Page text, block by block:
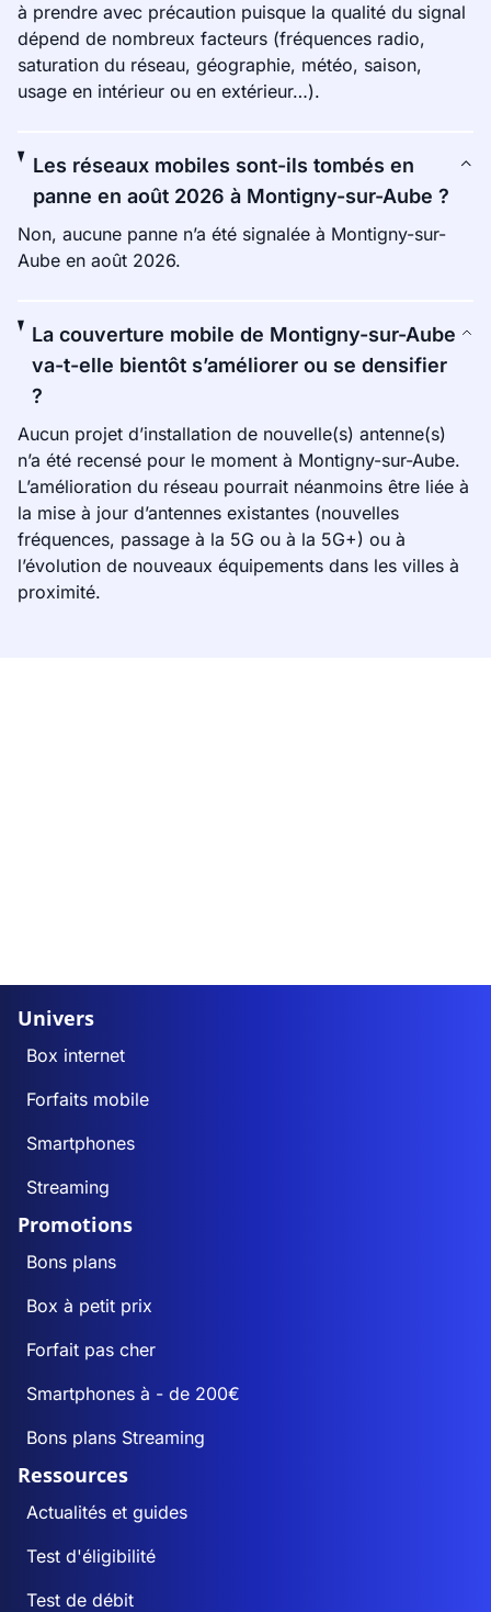
à prendre avec précaution puisque la qualité du signal
dépend de nombreux facteurs (fréquences radio,
saturation du réseau, géographie, météo, saison,
usage en intérieur ou en extérieur…).
Les réseaux mobiles sont-ils tombés en
panne en août 2026 à Montigny-sur-Aube ?
Non, aucune panne n’a été signalée à Montigny-sur-
Aube en août 2026.
La couverture mobile de Montigny-sur-Aube
va-t-elle bientôt s’améliorer ou se densifier
?
Aucun projet d’installation de nouvelle(s) antenne(s)
n’a été recensé pour le moment à Montigny-sur-Aube.
L’amélioration du réseau pourrait néanmoins être liée à
la mise à jour d’antennes existantes (nouvelles
fréquences, passage à la 5G ou à la 5G+) ou à
l’évolution de nouveaux équipements dans les villes à
proximité.
Univers
Box internet
Forfaits mobile
Smartphones
Streaming
Promotions
Bons plans
Box à petit prix
Forfait pas cher
Smartphones à - de 200€
Bons plans Streaming
Ressources
Actualités et guides
Test d'éligibilité
Test de débit